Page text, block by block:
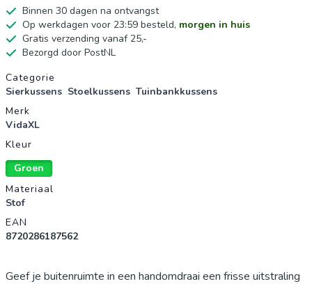
Binnen 30 dagen na ontvangst
Op werkdagen voor 23:59 besteld, morgen in huis
Gratis verzending vanaf 25,-
Bezorgd door PostNL
Productgegevens
Categorie
Sierkussens Stoelkussens Tuinbankkussens
Merk
VidaXL
Kleur
Groen
Materiaal
Stof
EAN
8720286187562
Geef je buitenruimte in een handomdraai een frisse uitstraling